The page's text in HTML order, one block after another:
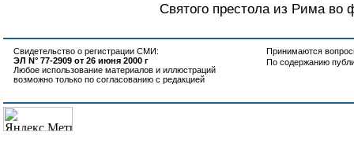
Святого престола из Рима во
Свидетельство о регистрации СМИ:
ЭЛ N° 77-2909 от 26 июня 2000 г
Любое использование материалов и иллюстраций
возможно только по согласованию с редакцией
Принимаются
По содержанию